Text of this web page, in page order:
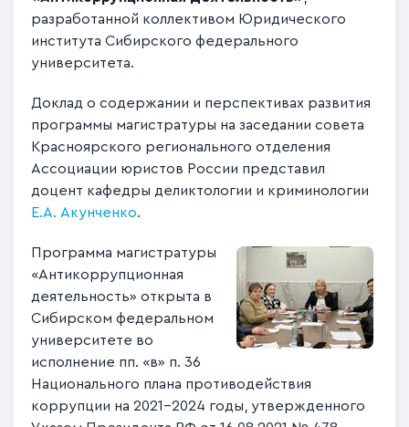
разработанной коллективом Юридического
института Сибирского федерального
университета.
Доклад о содержании и перспективах развития
программы магистратуры на заседании совета
Красноярского регионального отделения
Ассоциации юристов России представил
доцент кафедры деликтологии и криминологии
Е.А. Акунченко.
Программа магистратуры
«Антикоррупционная
деятельность» открыта в
Сибирском федеральном
университете во
исполнение пп. «в» п. 36
Национального плана противодействия
коррупции на 2021–2024 годы, утвержденного